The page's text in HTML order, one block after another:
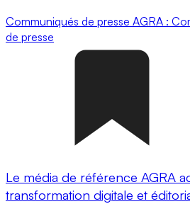
Communiqués de presse AGRA :
de presse
Le média de référence AGRA
transformation digitale et